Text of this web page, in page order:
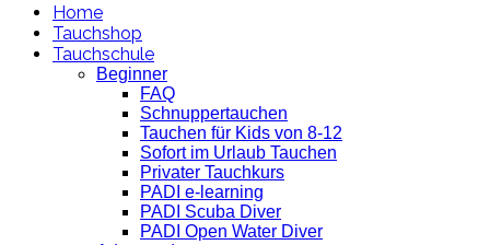
Home
Tauchshop
Tauchschule
Beginner
FAQ
Schnuppertauchen
Tauchen für Kids von 8-12
Sofort im Urlaub Tauchen
Privater Tauchkurs
PADI e-learning
PADI Scuba Diver
PADI Open Water Diver